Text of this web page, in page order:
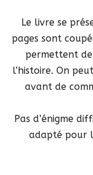
Le livre se
pages sont
permettent
l’histoire. On
avant de
Pas d’énigme
adapté pour